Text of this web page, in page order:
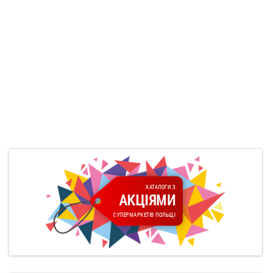
КАТАЛОГИ З
АКЦІЯМИ
СУПЕРМАРКЕТІВ ПОЛЬЩІ